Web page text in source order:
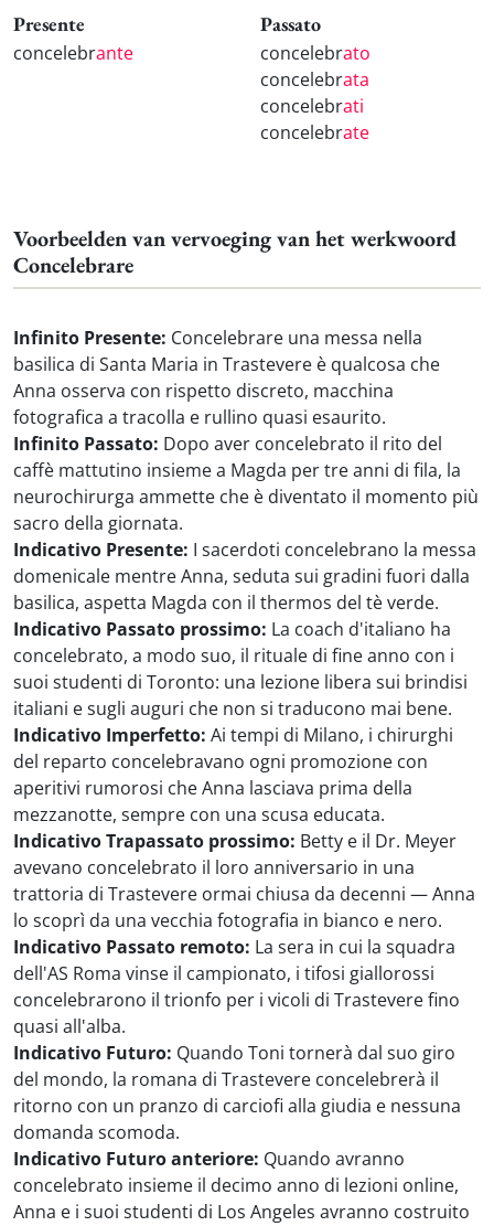
Presente
concelebrante
Passato
concelebrato
concelebrata
concelebrati
concelebrate
Voorbeelden van vervoeging van het werkwoord
Concelebrare
Infinito Presente: Concelebrare una messa nella
basilica di Santa Maria in Trastevere è qualcosa che
Anna osserva con rispetto discreto, macchina
fotografica a tracolla e rullino quasi esaurito.
Infinito Passato: Dopo aver concelebrato il rito del
caffè mattutino insieme a Magda per tre anni di fila, la
neurochirurga ammette che è diventato il momento più
sacro della giornata.
Indicativo Presente: I sacerdoti concelebrano la messa
domenicale mentre Anna, seduta sui gradini fuori dalla
basilica, aspetta Magda con il thermos del tè verde.
Indicativo Passato prossimo: La coach d'italiano ha
concelebrato, a modo suo, il rituale di fine anno con i
suoi studenti di Toronto: una lezione libera sui brindisi
italiani e sugli auguri che non si traducono mai bene.
Indicativo Imperfetto: Ai tempi di Milano, i chirurghi
del reparto concelebravano ogni promozione con
aperitivi rumorosi che Anna lasciava prima della
mezzanotte, sempre con una scusa educata.
Indicativo Trapassato prossimo: Betty e il Dr. Meyer
avevano concelebrato il loro anniversario in una
trattoria di Trastevere ormai chiusa da decenni — Anna
lo scoprì da una vecchia fotografia in bianco e nero.
Indicativo Passato remoto: La sera in cui la squadra
dell'AS Roma vinse il campionato, i tifosi giallorossi
concelebrarono il trionfo per i vicoli di Trastevere fino
quasi all'alba.
Indicativo Futuro: Quando Toni tornerà dal suo giro
del mondo, la romana di Trastevere concelebrerà il
ritorno con un pranzo di carciofi alla giudia e nessuna
domanda scomoda.
Indicativo Futuro anteriore: Quando avranno
concelebrato insieme il decimo anno di lezioni online,
Anna e i suoi studenti di Los Angeles avranno costruito